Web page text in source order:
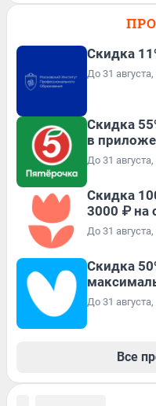
Скидка
До 31
Скидка
в
До 31
Скидка
3000 ₽ на
До 31
Скидка
До 31
Все